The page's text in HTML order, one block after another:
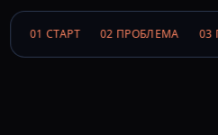
01 СТАРТ 02 ПРОБЛЕМА 03